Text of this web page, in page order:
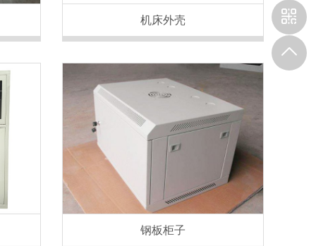
机床外壳
钢板柜子